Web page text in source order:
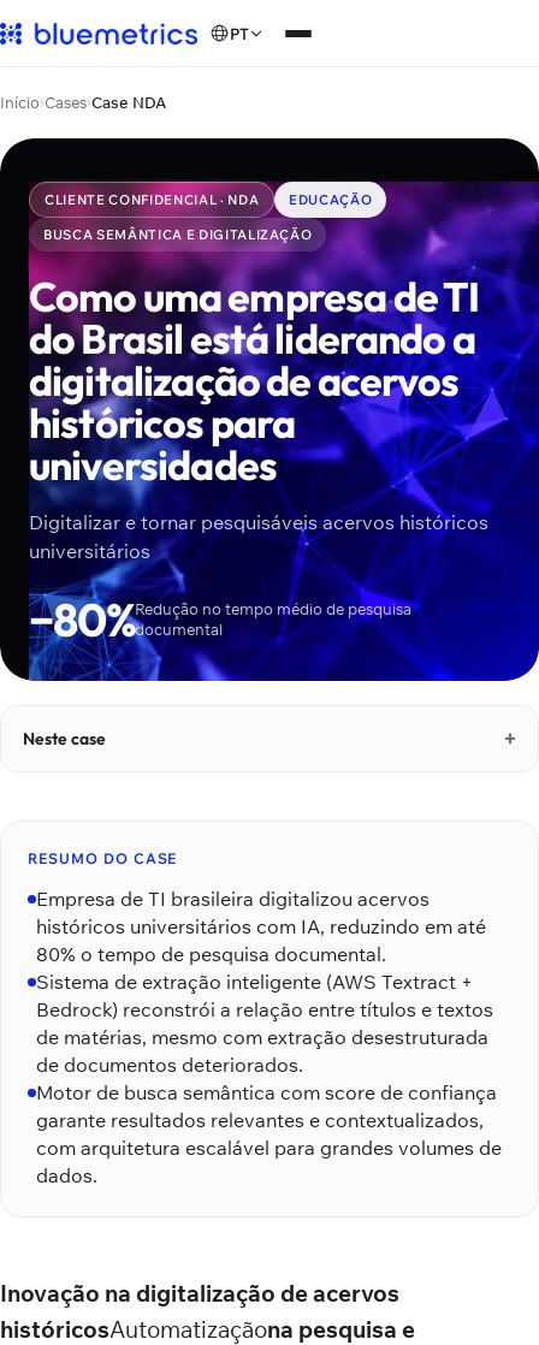
PT
Início›Cases›Case NDA
CLIENTE CONFIDENCIAL · NDA EDUCAÇÃO
BUSCA SEMÂNTICA E DIGITALIZAÇÃO
Como uma empresa de TI
do Brasil está liderando a
digitalização de acervos
históricos para
universidades
Digitalizar e tornar pesquisáveis acervos históricos
universitários
−80%Redução no tempo médio de pesquisa
documental
Neste case
RESUMO DO CASE
Empresa de TI brasileira digitalizou acervos
históricos universitários com IA, reduzindo em até
80% o tempo de pesquisa documental.
Sistema de extração inteligente (AWS Textract +
Bedrock) reconstrói a relação entre títulos e textos
de matérias, mesmo com extração desestruturada
de documentos deteriorados.
Motor de busca semântica com score de confiança
garante resultados relevantes e contextualizados,
com arquitetura escalável para grandes volumes de
dados.
Inovação na digitalização de acervos
históricosAutomatizaçãona pesquisa e